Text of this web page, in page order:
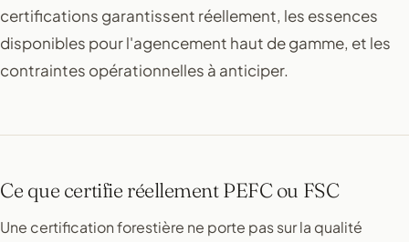
certifications garantissent réellement, les essences
disponibles pour l'agencement haut de gamme, et les
contraintes opérationnelles à anticiper.
Ce que certifie réellement PEFC ou FSC
Une certification forestière ne porte pas sur la qualité